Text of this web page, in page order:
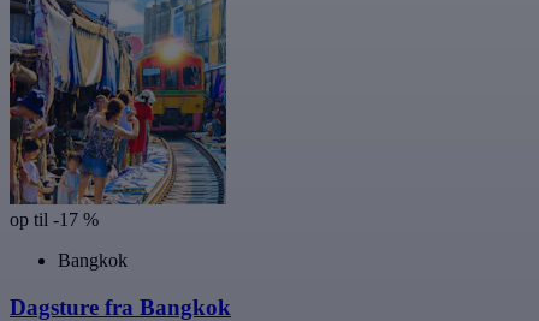
op til -17 %
Bangkok
Dagsture fra Bangkok